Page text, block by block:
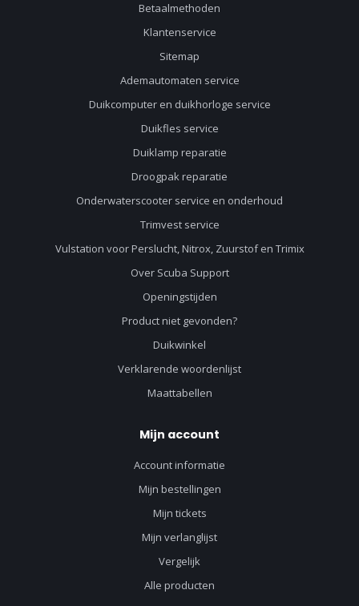
Betaalmethoden
Klantenservice
Sitemap
Ademautomaten service
Duikcomputer en duikhorloge service
Duikfles service
Duiklamp reparatie
Droogpak reparatie
Onderwaterscooter service en onderhoud
Trimvest service
Vulstation voor Perslucht, Nitrox, Zuurstof en Trimix
Over Scuba Support
Openingstijden
Product niet gevonden?
Duikwinkel
Verklarende woordenlijst
Maattabellen
Mijn account
Account informatie
Mijn bestellingen
Mijn tickets
Mijn verlanglijst
Vergelijk
Alle producten